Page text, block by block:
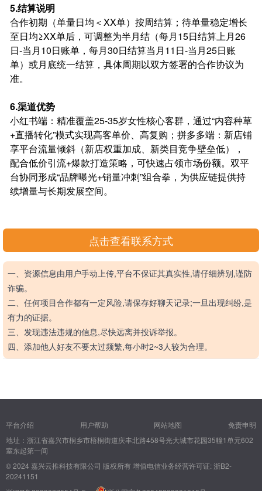
5.结算说明
合作初期（单量日均＜XX单）按周结算；待单量稳定增长
至日均≥XX单后，可调整为半月结（每月15日结算上月26
日-当月10日账单，每月30日结算当月11日-当月25日账
单）或月底统一结算，具体周期以双方签署的合作协议为
准。
6.渠道优势
小红书端：精准覆盖25-35岁女性核心客群，通过“内容种草
+直播转化”模式实现高客单价、高复购；拼多多端：新店铺
享平台流量倾斜（新店权重加成、新类目竞争壁垒低），
配合低价引流+爆款打造策略，可快速占领市场份额。双平
台协同形成“品牌曝光+销量冲刺”组合拳，为供应链提供持
续增量与长期发展空间。
点击查看联系方式
一、资源信息由用户手动上传,平台不保证其真实性,请仔细辨别,谨防
诈骗。
二、任何项目合作都有一定风险,请保存好聊天记录;一旦出现纠纷,是
有力的证据。
三、发现违法违规的信息,尽快远离并投诉举报。
四、添加他人好友不要太过频繁,每小时2~3人较为合理。
平台介绍 用户帮助 网站地图
免责申明
地址：浙江省嘉兴市桐乡市梧桐街道庆丰北路458号光大城市花园35幢1单元602
室东起第一间
© 2024 嘉兴云推科技有限公司 版权所有增值电信业务经营许可证: 浙B2-
20241151